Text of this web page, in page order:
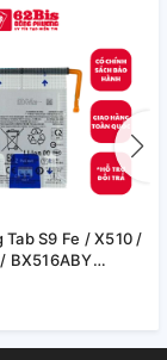
Tab S9 Fe / X510 /
BX516ABY
(Zin cty)